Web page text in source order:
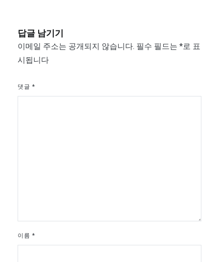
답글 남기기
이메일 주소는 공개되지 않습니다. 필수 필드는 *로 표
시됩니다
댓글 *
이름 *